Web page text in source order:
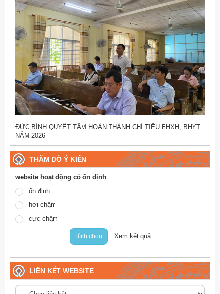
ĐỨC BÌNH QUYẾT TÂM HOÀN THÀNH CHỈ TIÊU BHXH, BHYT
NĂM 2026
THĂM DÒ Ý KIẾN
website hoạt động có ổn định
ổn định
hơi chậm
cực chậm
Bình chọn Xem kết quả
LIÊN KẾT WEBSITE